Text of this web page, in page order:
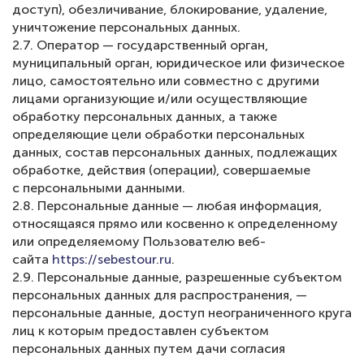
доступ), обезличивание, блокирование, удаление,
уничтожение персональных данных.
2.7. Оператор — государственный орган,
муниципальный орган, юридическое или физическое
лицо, самостоятельно или совместно с другими
лицами организующие и/или осуществляющие
обработку персональных данных, а также
определяющие цели обработки персональных
данных, состав персональных данных, подлежащих
обработке, действия (операции), совершаемые
с персональными данными.
2.8. Персональные данные — любая информация,
относящаяся прямо или косвенно к определенному
или определяемому Пользователю веб-
сайта https://sebestour.ru.
2.9. Персональные данные, разрешенные субъектом
персональных данных для распространения, —
персональные данные, доступ неограниченного круга
лиц к которым предоставлен субъектом
персональных данных путем дачи согласия